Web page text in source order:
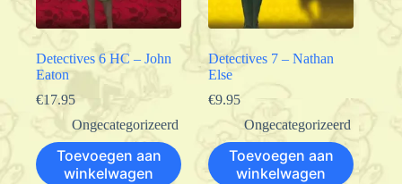
Detectives 6 HC – John
Eaton
€17.95
Ongecategorizeerd
Toevoegen aan
winkelwagen
Detectives 7 – Nathan
Else
€9.95
Ongecategorizeerd
Toevoegen aan
winkelwagen